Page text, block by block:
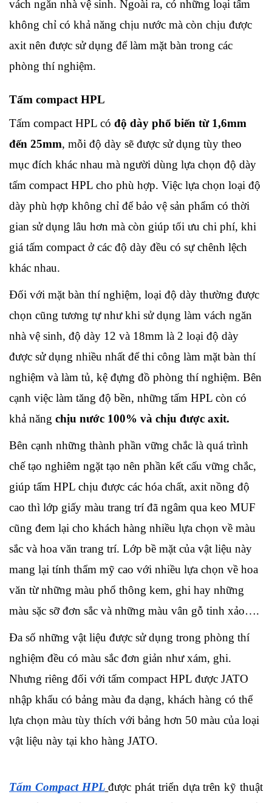
vách ngăn nhà vệ sinh. Ngoài ra, có những loại tấm
không chỉ có khả năng chịu nước mà còn chịu được
axit nên được sử dụng để làm mặt bàn trong các
phòng thí nghiệm.
Tấm compact HPL
Tấm compact HPL có độ dày phổ biến từ 1,6mm
đến 25mm, mỗi độ dày sẽ được sử dụng tùy theo
mục đích khác nhau mà người dùng lựa chọn độ dày
tấm compact HPL cho phù hợp. Việc lựa chọn loại độ
dày phù hợp không chỉ để bảo vệ sản phẩm có thời
gian sử dụng lâu hơn mà còn giúp tối ưu chi phí, khi
giá tấm compact ở các độ dày đều có sự chênh lệch
khác nhau.
Đối với mặt bàn thí nghiệm, loại độ dày thường được
chọn cũng tương tự như khi sử dụng làm vách ngăn
nhà vệ sinh, độ dày 12 và 18mm là 2 loại độ dày
được sử dụng nhiều nhất để thi công làm mặt bàn thí
nghiệm và làm tủ, kệ đựng đồ phòng thí nghiệm. Bên
cạnh việc làm tăng độ bền, những tấm HPL còn có
khả năng chịu nước 100% và chịu được axit.
Bên cạnh những thành phần vững chắc là quá trình
chế tạo nghiêm ngặt tạo nên phần kết cấu vững chắc,
giúp tấm HPL chịu được các hóa chất, axit nồng độ
cao thì lớp giấy màu trang trí đã ngâm qua keo MUF
cũng đem lại cho khách hàng nhiều lựa chọn về màu
sắc và hoa văn trang trí. Lớp bề mặt của vật liệu này
mang lại tính thẩm mỹ cao với nhiều lựa chọn về hoa
văn từ những màu phổ thông kem, ghi hay những
màu sặc sỡ đơn sắc và những màu vân gỗ tinh xảo….
Đa số những vật liệu được sử dụng trong phòng thí
nghiệm đều có màu sắc đơn giản như xám, ghi.
Nhưng riêng đối với tấm compact HPL được JATO
nhập khẩu có bảng màu đa dạng, khách hàng có thể
lựa chọn màu tùy thích với bảng hơn 50 màu của loại
vật liệu này tại kho hàng JATO.
Tấm Compact HPL được phát triển dựa trên kỹ thuật